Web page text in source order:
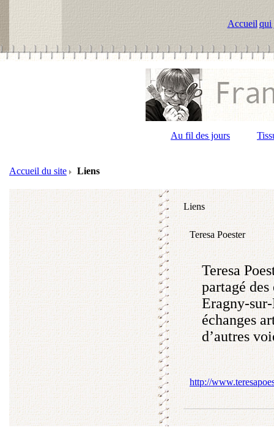
Accueil|qui
Au fil des jours
Accueil du site Liens
Liens
Teresa Poester
Teresa
partagé
Eragny-
échanges
d’autres
http://